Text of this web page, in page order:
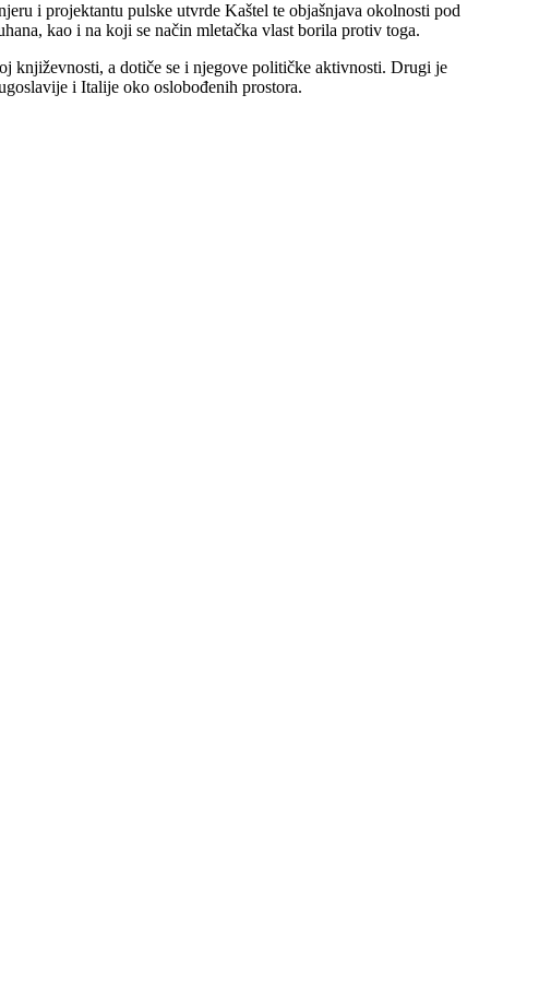
i projektantu pulske utvrde Kaštel te objašnjava okolnosti pod
kao i na koji se način mletačka vlast borila protiv toga.
književnosti, a dotiče se i njegove političke aktivnosti. Drugi je
i Italije oko oslobođenih prostora.